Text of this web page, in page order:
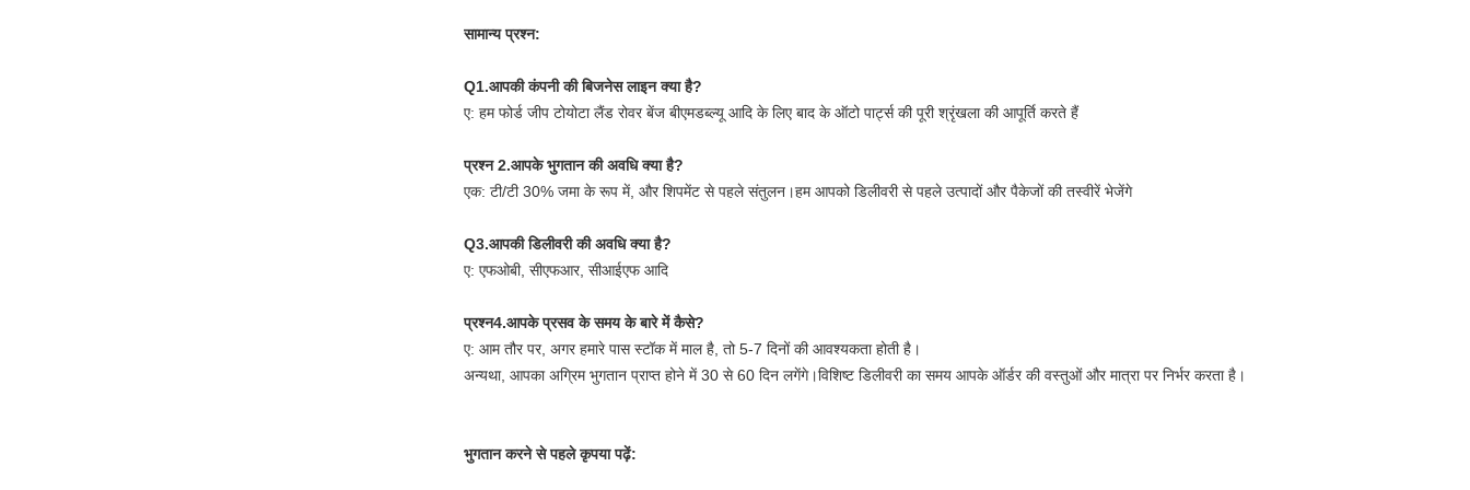
सामान्य प्रश्न:
Q1.आपकी कंपनी की बिजनेस लाइन क्या है?
ए: हम फोर्ड जीप टोयोटा लैंड रोवर बेंज बीएमडब्ल्यू आदि के लिए बाद के ऑटो पार्ट्स की पूरी श्रृंखला की आपूर्ति करते हैं
प्रश्न 2.आपके भुगतान की अवधि क्या है?
एक: टी/टी 30% जमा के रूप में, और शिपमेंट से पहले संतुलन।हम आपको डिलीवरी से पहले उत्पादों और पैकेजों की तस्वीरें भेजेंगे
Q3.आपकी डिलीवरी की अवधि क्या है?
ए: एफओबी, सीएफआर, सीआईएफ आदि
प्रश्न4.आपके प्रसव के समय के बारे में कैसे?
ए: आम तौर पर, अगर हमारे पास स्टॉक में माल है, तो 5-7 दिनों की आवश्यकता होती है।
अन्यथा, आपका अग्रिम भुगतान प्राप्त होने में 30 से 60 दिन लगेंगे।विशिष्ट डिलीवरी का समय आपके ऑर्डर की वस्तुओं और मात्रा पर निर्भर करता है।
भुगतान करने से पहले कृपया पढ़ें: